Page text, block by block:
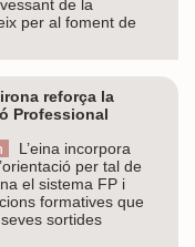
de la
per al foment de
reforça la
Professional
L’eina incorpora
per tal de
el sistema FP i
formatives que
sortides